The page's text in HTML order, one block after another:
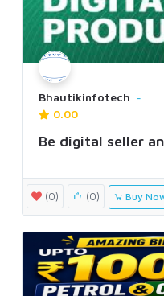
Bhautikinfotech
0.00
Be digital seller
(0) (0) Buy